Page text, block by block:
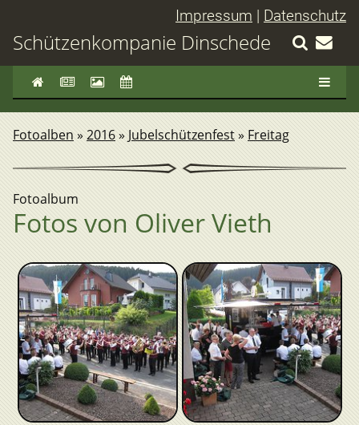
Impressum | Datenschutz
Schützenkompanie Dinschede
Fotoalben » 2016» Jubelschützenfest» Freitag
Fotoalbum
Fotos von Oliver Vieth